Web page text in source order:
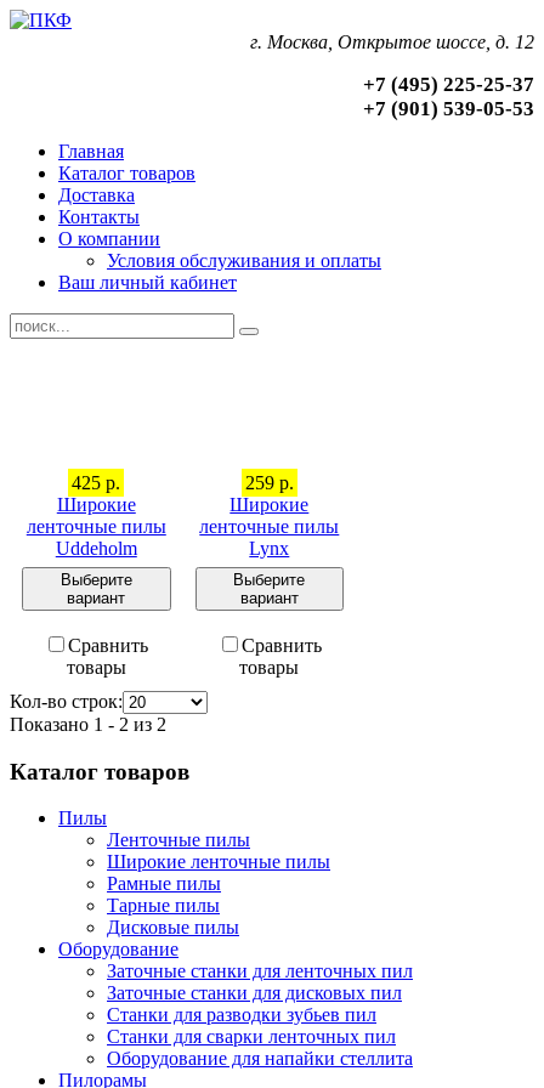
г. Москва, Открытое шоссе, д. 12
+7 (495) 225-25-37
+7 (901) 539-05-53
Главная
Каталог товаров
Доставка
Контакты
О компании
Условия обслуживания и оплаты
Ваш личный кабинет
425 р.
Широкие
ленточные пилы
Uddeholm
Выберите
вариант
Сравнить
товары
259 р.
Широкие
ленточные пилы
Lynx
Выберите
вариант
Сравнить
товары
Кол-во строк:
Показано 1 - 2 из 2
Каталог товаров
Пилы
Ленточные пилы
Широкие ленточные пилы
Рамные пилы
Тарные пилы
Дисковые пилы
Оборудование
Заточные станки для ленточных пил
Заточные станки для дисковых пил
Станки для разводки зубьев пил
Станки для сварки ленточных пил
Оборудование для напайки стеллита
Пилорамы